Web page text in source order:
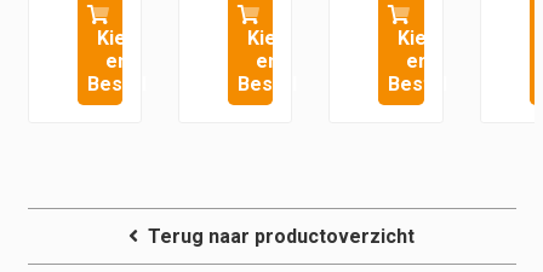
Kies
en
Bestel
Kies
en
Bestel
Kies
en
Bestel
Terug naar productoverzicht